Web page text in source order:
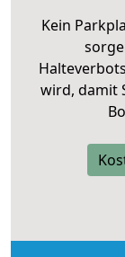
Kein
wird, damit